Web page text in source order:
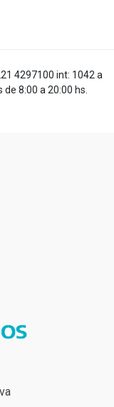
4297100 int: 1042 a
8:00 a 20:00 hs.